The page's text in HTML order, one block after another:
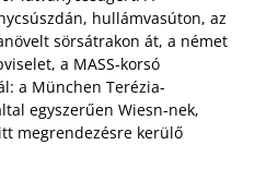
hullámvasúton, az
sörsátrakon át, a német
a MASS-korsó
a München Terézia-
egyszerűen Wiesn-nek,
megrendezésre kerülő